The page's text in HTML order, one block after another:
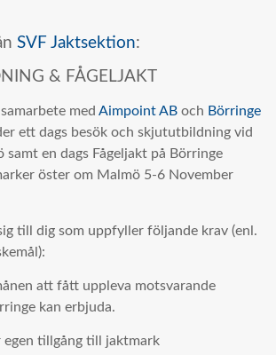
SVF Jaktsektion:
& FÅGELJAKT
med Aimpoint AB och Börringe
ett dags besök och skjututbildning vid
en dags Fågeljakt på Börringe
öster om Malmö 5-6 November
till dig som uppfyller följande krav (enl.
att fått uppleva motsvarande
kan erbjuda.
egen tillgång till jaktmark